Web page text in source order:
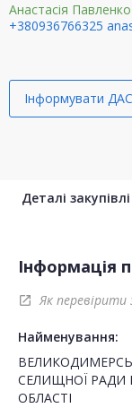
Анастасія Павленко
+380936766325
Інформувати
Деталі закупівлі
Інформація
open_in_new Як
Найменування:
СЕЛИЩНОЇ РАДИ
ОБЛАСТІ